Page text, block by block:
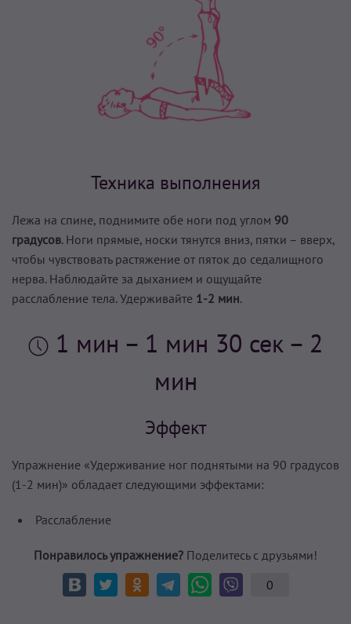
Техника выполнения
Лежа на спине, поднимите обе ноги под углом 90
градусов. Ноги прямые, носки тянутся вниз, пятки – вверх,
чтобы чувствовать растяжение от пяток до седалищного
нерва. Наблюдайте за дыханием и ощущайте
расслабление тела. Удерживайте 1-2 мин.
1 мин – 1 мин 30 сек – 2
мин
Эффект
Упражнение «Удерживание ног поднятыми на 90 градусов
(1-2 мин)» обладает следующими эффектами:
Расслабление
Понравилось упражнение? Поделитесь с друзьями!
0